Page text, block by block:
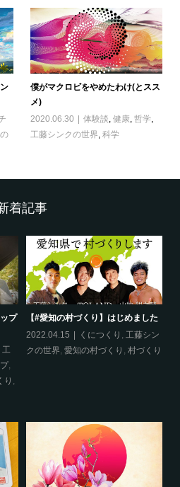
僕がマクロビをやめたわけ(とスス
メ)
2020.06.30
体験談,健康,哲学,
工藤シンクの世界,科学
着記事
プ
工
,
り ,
【#愛知の村づくり】はじめました
2022.04.15
くにつくり , 工藤シン
クの世界, 愛知の村づくり , 村づくり